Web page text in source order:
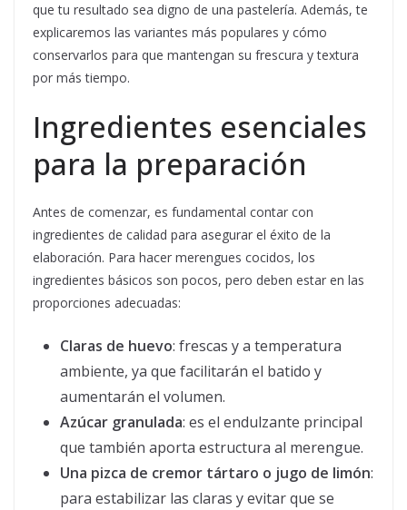
que tu resultado sea digno de una pastelería. Además, te
explicaremos las variantes más populares y cómo
conservarlos para que mantengan su frescura y textura
por más tiempo.
Ingredientes esenciales
para la preparación
Antes de comenzar, es fundamental contar con
ingredientes de calidad para asegurar el éxito de la
elaboración. Para hacer merengues cocidos, los
ingredientes básicos son pocos, pero deben estar en las
proporciones adecuadas:
Claras de huevo: frescas y a temperatura
ambiente, ya que facilitarán el batido y
aumentarán el volumen.
Azúcar granulada: es el endulzante principal
que también aporta estructura al merengue.
Una pizca de cremor tártaro o jugo de limón:
para estabilizar las claras y evitar que se